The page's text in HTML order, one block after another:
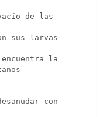
de las
sus larvas
la
con